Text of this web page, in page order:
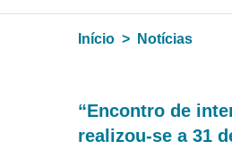
Início Notícias
“Encontro de
realizou-se a 31